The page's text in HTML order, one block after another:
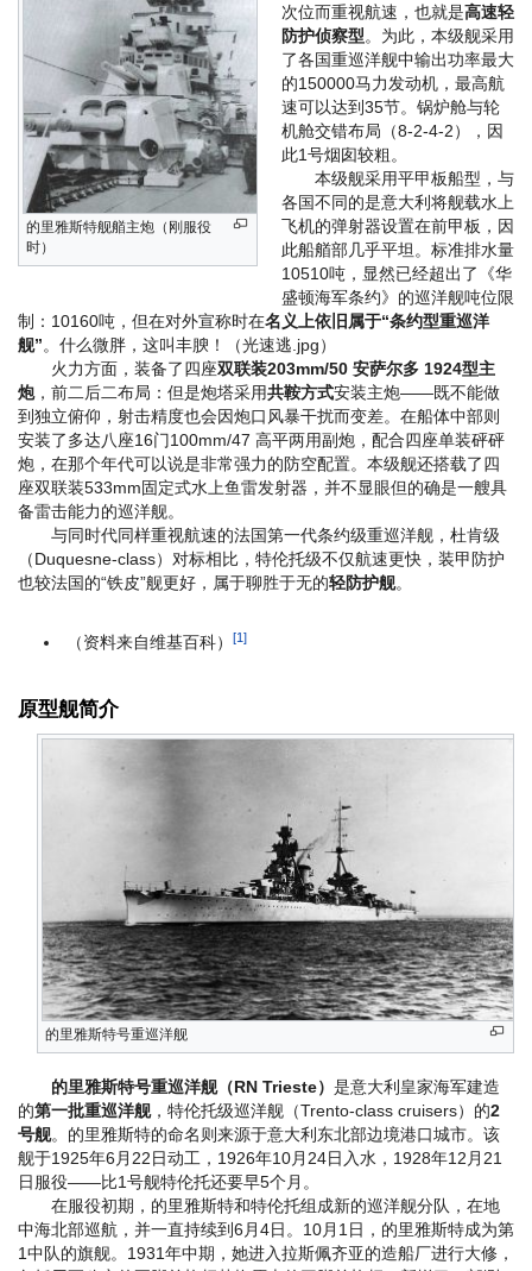
的里雅斯特舰艏主炮（刚服役
时）
次位而重视航速，也就是高速轻
防护侦察型。为此，本级舰采用
了各国重巡洋舰中输出功率最大
的150000马力发动机，最高航
速可以达到35节。锅炉舱与轮
机舱交错布局（8-2-4-2），因
此1号烟囱较粗。
本级舰采用平甲板船型，与
各国不同的是意大利将舰载水上
飞机的弹射器设置在前甲板，因
此船艏部几乎平坦。标准排水量
10510吨，显然已经超出了《华
盛顿海军条约》的巡洋舰吨位限
制：10160吨，但在对外宣称时在名义上依旧属于“条约型重巡洋
舰”。 什么微胖，这叫丰腴！（光速逃.jpg）
火力方面，装备了四座双联装203mm/50 安萨尔多 1924型主
炮，前二后二布局：但是炮塔采用共鞍方式安装主炮——既不能做
到独立俯仰，射击精度也会因炮口风暴干扰而变差。在船体中部则
安装了多达八座16门100mm/47 高平两用副炮，配合四座单装砰砰
炮，在那个年代可以说是非常强力的防空配置。本级舰还搭载了四
座双联装533mm固定式水上鱼雷发射器，并不显眼但的确是一艘具
备雷击能力的巡洋舰。
与同时代同样重视航速的法国第一代条约级重巡洋舰，杜肯级
（Duquesne-class）对标相比，特伦托级不仅航速更快，装甲防护
也较法国的“铁皮”舰更好，属于聊胜于无的轻防护舰。
（资料来自维基百科）[1]
原型舰简介
的里雅斯特号重巡洋舰
的里雅斯特号重巡洋舰（RN Trieste） 是意大利皇家海军建造
的第一批重巡洋舰，特伦托级巡洋舰（Trento-class cruisers）的2
号舰。的里雅斯特的命名则来源于意大利东北部边境港口城市。该
舰于1925年6月22日动工，1926年10月24日入水，1928年12月21
日服役——比1号舰特伦托还要早5个月。
在服役初期，的里雅斯特和特伦托组成新的巡洋舰分队，在地
中海北部巡航，并一直持续到6月4日。10月1日，的里雅斯特成为第
1中队的旗舰。1931年中期，她进入拉斯佩齐亚的造船厂进行大修，